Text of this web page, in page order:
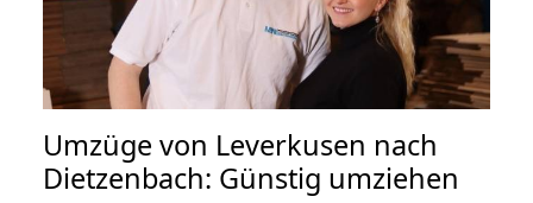
Umzüge von Leverkusen nach
Dietzenbach: Günstig umziehen